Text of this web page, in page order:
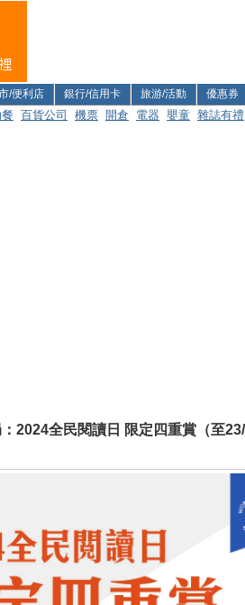
/便利店 銀行/信用卡 旅游/活動 優惠券
百貨公司 機票 開倉 電器 嬰童 雜誌有禮
2024全民閱讀日 限定四重賞（至23/